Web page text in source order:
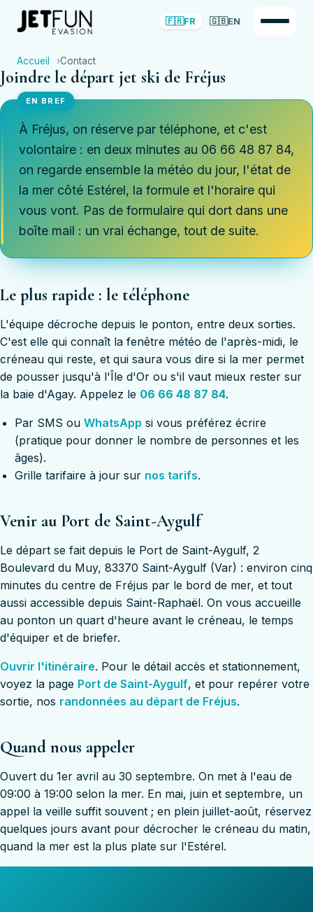
🇫🇷FR 🇬🇧EN
Accueil Contact
Joindre le départ jet ski de Fréjus
À Fréjus, on réserve par téléphone, et c'est
volontaire : en deux minutes au 06 66 48 87 84,
on regarde ensemble la météo du jour, l'état de
la mer côté Estérel, la formule et l'horaire qui
vous vont. Pas de formulaire qui dort dans une
boîte mail : un vrai échange, tout de suite.
Le plus rapide : le téléphone
L'équipe décroche depuis le ponton, entre deux sorties.
C'est elle qui connaît la fenêtre météo de l'après-midi, le
créneau qui reste, et qui saura vous dire si la mer permet
de pousser jusqu'à l'Île d'Or ou s'il vaut mieux rester sur
la baie d'Agay. Appelez le 06 66 48 87 84.
Par SMS ou WhatsApp si vous préférez écrire
(pratique pour donner le nombre de personnes et les
âges).
Grille tarifaire à jour sur nos tarifs.
Venir au Port de Saint-Aygulf
Le départ se fait depuis le Port de Saint-Aygulf, 2
Boulevard du Muy, 83370 Saint-Aygulf (Var) : environ cinq
minutes du centre de Fréjus par le bord de mer, et tout
aussi accessible depuis Saint-Raphaël. On vous accueille
au ponton un quart d'heure avant le créneau, le temps
d'équiper et de briefer.
Ouvrir l'itinéraire. Pour le détail accès et stationnement,
voyez la page Port de Saint-Aygulf, et pour repérer votre
sortie, nos randonnées au départ de Fréjus.
Quand nous appeler
Ouvert du 1er avril au 30 septembre. On met à l'eau de
09:00 à 19:00 selon la mer. En mai, juin et septembre, un
appel la veille suffit souvent ; en plein juillet-août, réservez
quelques jours avant pour décrocher le créneau du matin,
quand la mer est la plus plate sur l'Estérel.